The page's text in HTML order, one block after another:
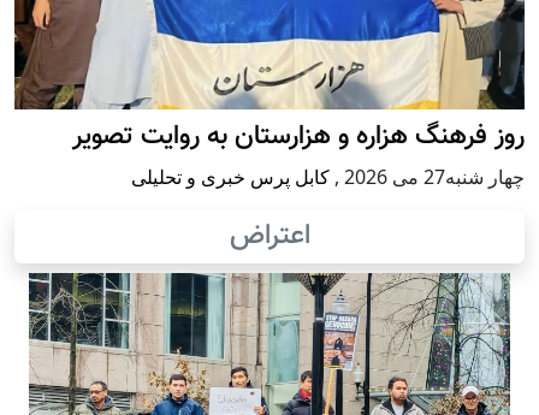
روز فرهنگ هزاره و هزارستان به روایت تصویر
چهار شنبه27 می 2026 , کابل پرس خبری و تحلیلی
اعتراض